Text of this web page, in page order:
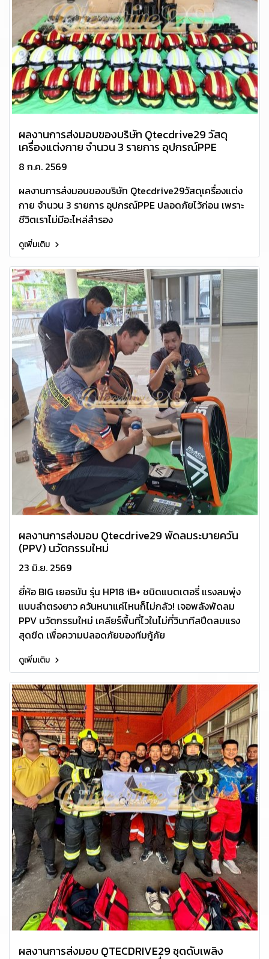
ผลงานการส่งมอบของบริษัท Qtecdrive29 วัสดุ
เครื่องแต่งกาย จำนวน 3 รายการ อุปกรณ์PPE
8 ก.ค. 2569
ผลงานการส่งมอบของบริษัท Qtecdrive29วัสดุเครื่องแต่ง
กาย จำนวน 3 รายการ อุปกรณ์PPE ปลอดภัยไว้ก่อน เพราะ
ชีวิตเราไม่มีอะไหล่สำรอง
ดูเพิ่มเติม
ผลงานการส่งมอบ Qtecdrive29 พัดลมระบายควัน
(PPV) นวัตกรรมใหม่
23 มิ.ย. 2569
ยี่ห้อ BIG เยอรมัน รุ่น HP18 iB+ ชนิดแบตเตอรี่ แรงลมพุ่ง
แบบลำตรงยาว ควันหนาแค่ไหนก็ไม่กลัว! เจอพลังพัดลม
PPV นวัตกรรมใหม่ เคลียร์พื้นที่ไวในไม่กี่วินาทีสปีดลมแรง
สุดขีด เพื่อความปลอดภัยของทีมกู้ภัย
ดูเพิ่มเติม
ผลงานการส่งมอบ QTECDRIVE29 ชุดดับเพลิง